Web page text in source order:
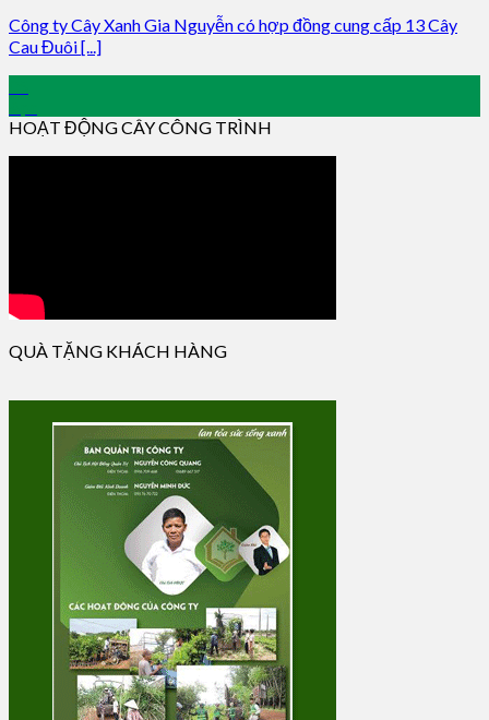
Công ty Cây Xanh Gia Nguyễn có hợp đồng cung cấp 13 Cây
Cau Đuôi [...]
HOẠT ĐỘNG CÂY CÔNG TRÌNH
QUÀ TẶNG KHÁCH HÀNG